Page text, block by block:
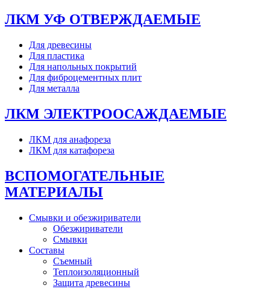
ЛКМ УФ ОТВЕРЖДАЕМЫЕ
Для древесины
Для пластика
Для напольных покрытий
Для фиброцементных плит
Для металла
ЛКМ ЭЛЕКТРООСАЖДАЕМЫЕ
ЛКМ для анафореза
ЛКМ для катафореза
ВСПОМОГАТЕЛЬНЫЕ
МАТЕРИАЛЫ
Смывки и обезжириватели
Обезжириватели
Смывки
Составы
Съемный
Теплоизоляционный
Защита древесины